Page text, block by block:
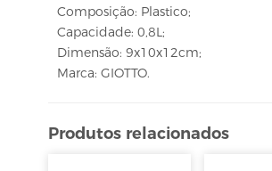
Composição: Plastico;
Capacidade: 0,8L;
Dimensão: 9x10x12cm;
Marca: GIOTTO.
Produtos relacionados